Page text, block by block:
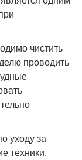
чистить
проводить
уходу за
техники.